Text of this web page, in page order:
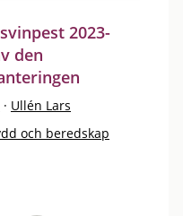
2023-
den
· Ullén Lars
och beredskap